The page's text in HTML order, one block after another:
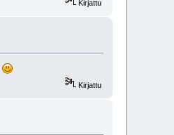
Kirjattu
Kirjattu